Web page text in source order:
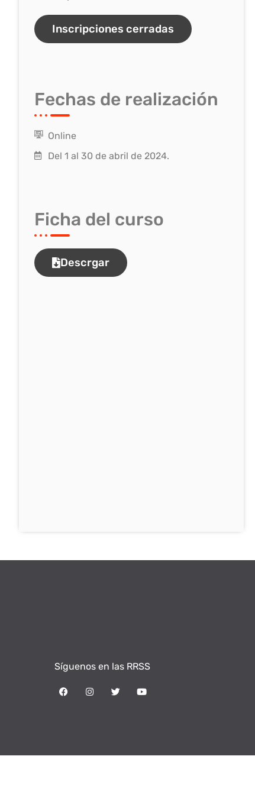
Inscripciones cerradas
Fechas de realización
Online
Del 1 al 30 de abril de 2024.
Ficha del curso
Descrgar
Síguenos en las RRSS